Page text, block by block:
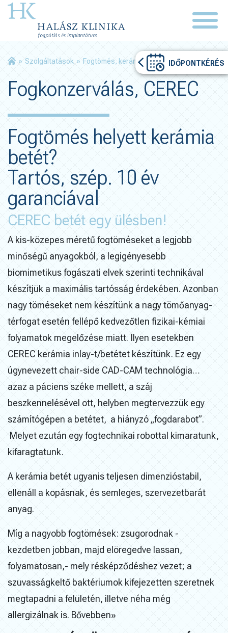
IDŐPONTKÉRÉS
» Szolgáltatások » Fogtömés, kerámia betét
Fogkonzerválás, CEREC
Fogtömés helyett kerámia
betét?
Tartós, szép. 10 év
garanciával
CEREC betét egy ülésben!
A kis-közepes méretű fogtöméseket a legjobb
minőségű anyagokból, a legigényesebb
biomimetikus fogászati elvek szerinti technikával
készítjük a maximális tartósság érdekében. Azonban
nagy töméseket nem készítünk a nagy tömőanyag-
térfogat esetén fellépő kedvezőtlen fizikai-kémiai
folyamatok megelőzése miatt. Ilyen esetekben
CEREC kerámia inlay-t/betétet készítünk. Ez egy
úgynevezett chair-side CAD-CAM technológia…
azaz a páciens széke mellett, a száj
beszkennelésével ott, helyben megtervezzük egy
számítógépen a betétet, a hiányzó „fogdarabot”.
Melyet ezután egy fogtechnikai robottal kimaratunk,
kifaragtatunk.
A kerámia betét ugyanis teljesen dimenzióstabil,
ellenáll a kopásnak, és semleges, szervezetbarát
anyag.
Míg a nagyobb fogtömések: zsugorodnak -
kezdetben jobban, majd elöregedve lassan,
folyamatosan,- mely résképződéshez vezet; a
szuvasságkeltő baktériumok kifejezetten szeretnek
megtapadni a felületén, illetve néha még
allergizálnak is. Bővebben»